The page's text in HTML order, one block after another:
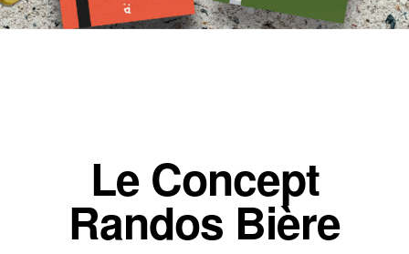
Le Concept
Randos Bière